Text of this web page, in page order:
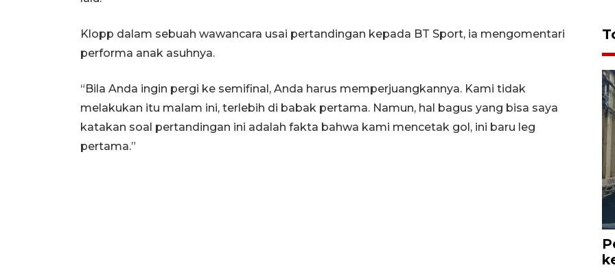
Klopp dalam sebuah wawancara usai pertandingan kepada BT Sport, ia mengomentari
performa anak asuhnya.
“Bila Anda ingin pergi ke semifinal, Anda harus memperjuangkannya. Kami tidak
melakukan itu malam ini, terlebih di babak pertama. Namun, hal bagus yang bisa saya
katakan soal pertandingan ini adalah fakta bahwa kami mencetak gol, ini baru leg
pertama.”